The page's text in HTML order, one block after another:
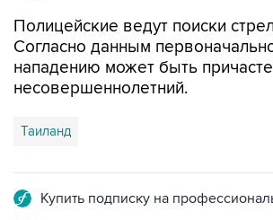
Полицейские ведут поиски
Согласно данным
нападению может быть
несовершеннолетний.
Таиланд
Купить подписку на